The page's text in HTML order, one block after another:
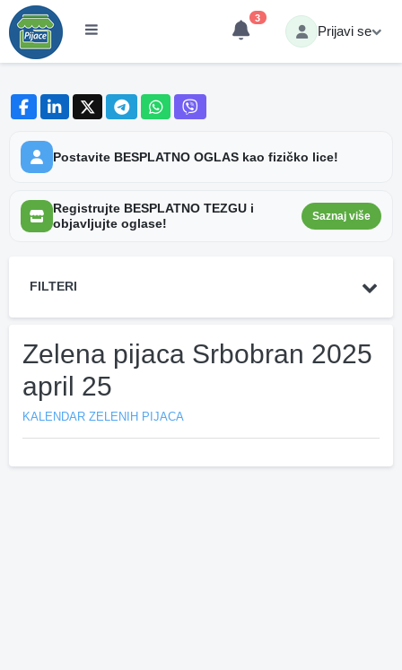
3
Prijavi se
Postavite BESPLATNO OGLAS kao fizičko lice!
Registrujte BESPLATNO TEZGU i
objavljujte oglase!
Saznaj više
FILTERI
Zelena pijaca Srbobran 2025
april 25
KALENDAR ZELENIH PIJACA